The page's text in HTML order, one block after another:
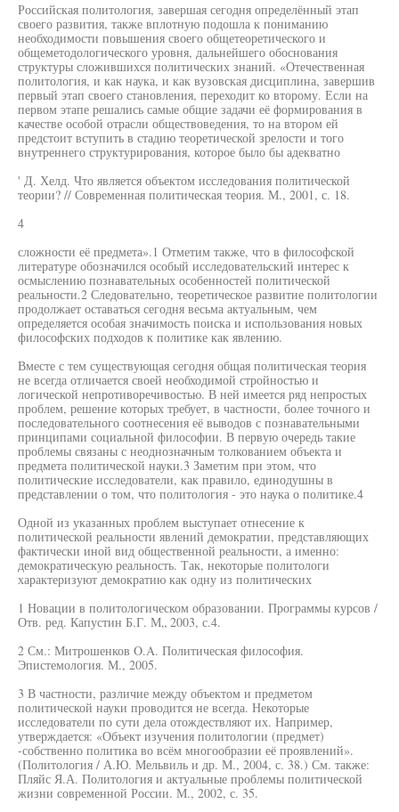
Российская политология, завершая сегодня определённый этап
своего развития, также вплотную подошла к пониманию
необходимости повышения своего общетеоретического и
общеметодологического уровня, дальнейшего обоснования
структуры сложившихся политических знаний. «Отечественная
политология, и как наука, и как вузовская дисциплина, завершив
первый этап своего становления, переходит ко второму. Если на
первом этапе решались самые общие задачи её формирования в
качестве особой отрасли обществоведения, то на втором ей
предстоит вступить в стадию теоретической зрелости и того
внутреннего структурирования, которое было бы адекватно
' Д. Хелд. Что является объектом исследования политической
теории? // Современная политическая теория. М., 2001, с. 18.
4
сложности её предмета».1 Отметим также, что в философской
литературе обозначился особый исследовательский интерес к
осмыслению познавательных особенностей политической
реальности.2 Следовательно, теоретическое развитие политологии
продолжает оставаться сегодня весьма актуальным, чем
определяется особая значимость поиска и использования новых
философских подходов к политике как явлению.
Вместе с тем существующая сегодня общая политическая теория
не всегда отличается своей необходимой стройностью и
логической непротиворечивостью. В ней имеется ряд непростых
проблем, решение которых требует, в частности, более точного и
последовательного соотнесения её выводов с познавательными
принципами социальной философии. В первую очередь такие
проблемы связаны с неоднозначным толкованием объекта и
предмета политической науки.3 Заметим при этом, что
политические исследователи, как правило, единодушны в
представлении о том, что политология - это наука о политике.4
Одной из указанных проблем выступает отнесение к
политической реальности явлений демократии, представляющих
фактически иной вид общественной реальности, а именно:
демократическую реальность. Так, некоторые политологи
характеризуют демократию как одну из политических
1 Новации в политологическом образовании. Программы курсов /
Отв. ред. Капустин Б.Г. М„ 2003, с.4.
2 См.: Митрошенков O.A. Политическая философия.
Эпистемология. М., 2005.
3 В частности, различие между объектом и предметом
политической науки проводится не всегда. Некоторые
исследователи по сути дела отождествляют их. Например,
утверждается: «Объект изучения политологии (предмет)
-собственно политика во всём многообразии её проявлений».
(Политология / А.Ю. Мельвиль и др. М., 2004, с. 38.) См. также:
Пляйс Я.А. Политология и актуальные проблемы политической
жизни современной России. М., 2002, с. 35.